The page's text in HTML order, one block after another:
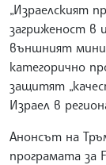
„Израелският
загриженост в
външният
категорично
защитят
Израел в
Анонсът на
програмата за